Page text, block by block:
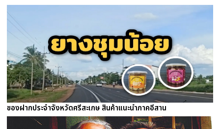
ของฝากประจำจังหวัดศรีสะเกษ สินค้าแนะนำภาคอีสาน